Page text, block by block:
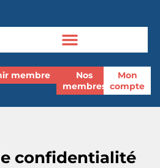
membre
Nos
membres
Mon
compte
confidentialité